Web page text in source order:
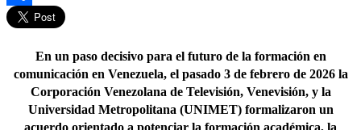
Compartir
En un paso decisivo para el futuro de la formación en
comunicación en Venezuela, el pasado 3 de febrero de 2026 la
Corporación Venezolana de Televisión, Venevisión, y la
Universidad Metropolitana (UNIMET) formalizaron un
acuerdo orientado a potenciar la formación académica, la